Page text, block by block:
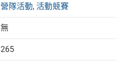
營隊活動,活動競賽
無
265